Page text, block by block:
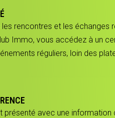
rencontres et les échanges
Immo, vous accédez à un
réguliers, loin des
présenté avec une information